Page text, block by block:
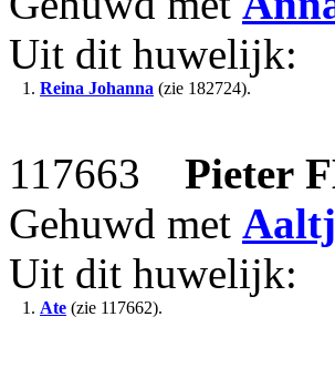
Uit dit huwelijk:
1. Reina Johanna (zie 182724).
117663 Pieter
Gehuwd met
Uit dit huwelijk:
1. Ate (zie 117662).